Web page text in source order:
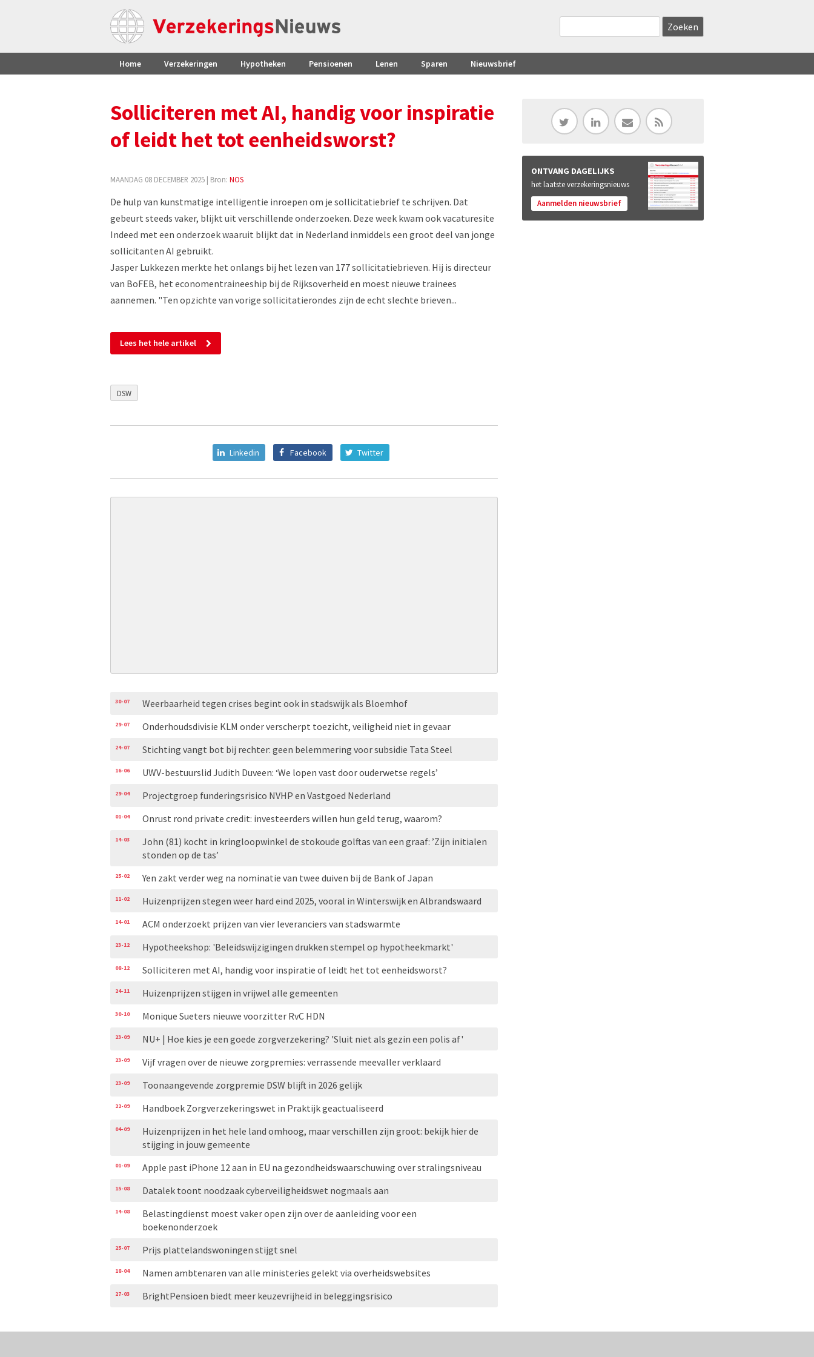
Home Verzekeringen Hypotheken Pensioenen Lenen Sparen Nieuwsbrief
Solliciteren met AI, handig voor inspiratie
of leidt het tot eenheidsworst?
MAANDAG 08 DECEMBER 2025 | Bron: NOS
De hulp van kunstmatige intelligentie inroepen om je sollicitatiebrief te schrijven. Dat
gebeurt steeds vaker, blijkt uit verschillende onderzoeken. Deze week kwam ook vacaturesite
Indeed met een onderzoek waaruit blijkt dat in Nederland inmiddels een groot deel van jonge
sollicitanten AI gebruikt.
Jasper Lukkezen merkte het onlangs bij het lezen van 177 sollicitatiebrieven. Hij is directeur
van BoFEB, het economentraineeship bij de Rijksoverheid en moest nieuwe trainees
aannemen. "Ten opzichte van vorige sollicitatierondes zijn de echt slechte brieven...
Lees het hele artikel
DSW
Linkedin Facebook Twitter
30-07 Weerbaarheid tegen crises begint ook in stadswijk als Bloemhof
29-07 Onderhoudsdivisie KLM onder verscherpt toezicht, veiligheid niet in gevaar
24-07 Stichting vangt bot bij rechter: geen belemmering voor subsidie Tata Steel
16-06 UWV-bestuurslid Judith Duveen: ‘We lopen vast door ouderwetse regels’
29-04 Projectgroep funderingsrisico NVHP en Vastgoed Nederland
01-04 Onrust rond private credit: investeerders willen hun geld terug, waarom?
14-03
John (81) kocht in kringloopwinkel de stokoude golftas van een graaf: ’Zijn initialen
stonden op de tas’
25-02 Yen zakt verder weg na nominatie van twee duiven bij de Bank of Japan
11-02 Huizenprijzen stegen weer hard eind 2025, vooral in Winterswijk en Albrandswaard
14-01 ACM onderzoekt prijzen van vier leveranciers van stadswarmte
23-12 Hypotheekshop: 'Beleidswijzigingen drukken stempel op hypotheekmarkt'
08-12 Solliciteren met AI, handig voor inspiratie of leidt het tot eenheidsworst?
24-11 Huizenprijzen stijgen in vrijwel alle gemeenten
30-10 Monique Sueters nieuwe voorzitter RvC HDN
23-09 NU+ | Hoe kies je een goede zorgverzekering? 'Sluit niet als gezin een polis af'
23-09 Vijf vragen over de nieuwe zorgpremies: verrassende meevaller verklaard
23-09 Toonaangevende zorgpremie DSW blijft in 2026 gelijk
22-09 Handboek Zorgverzekeringswet in Praktijk geactualiseerd
04-09
Huizenprijzen in het hele land omhoog, maar verschillen zijn groot: bekijk hier de
stijging in jouw gemeente
01-09 Apple past iPhone 12 aan in EU na gezondheidswaarschuwing over stralingsniveau
15-08 Datalek toont noodzaak cyberveiligheidswet nogmaals aan
14-08
Belastingdienst moest vaker open zijn over de aanleiding voor een
boekenonderzoek
25-07 Prijs plattelandswoningen stijgt snel
18-04 Namen ambtenaren van alle ministeries gelekt via overheidswebsites
27-03 BrightPensioen biedt meer keuzevrijheid in beleggingsrisico
ONTVANG DAGELIJKS
het laatste verzekeringsnieuws
Aanmelden nieuwsbrief